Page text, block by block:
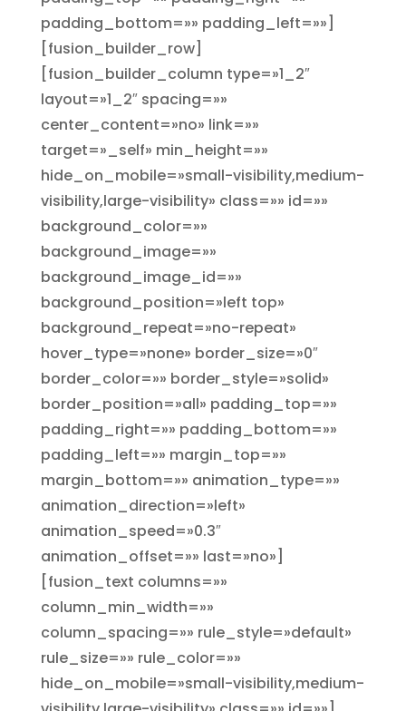
padding_bottom=»» padding_left=»»]
[fusion_builder_row]
[fusion_builder_column type=»1_2″
layout=»1_2″ spacing=»»
center_content=»no» link=»»
target=»_self» min_height=»»
hide_on_mobile=»small-visibility,medium-
visibility,large-visibility» class=»» id=»»
background_color=»»
background_image=»»
background_image_id=»»
background_position=»left top»
background_repeat=»no-repeat»
hover_type=»none» border_size=»0″
border_color=»» border_style=»solid»
border_position=»all» padding_top=»»
padding_right=»» padding_bottom=»»
padding_left=»» margin_top=»»
margin_bottom=»» animation_type=»»
animation_direction=»left»
animation_speed=»0.3″
animation_offset=»» last=»no»]
[fusion_text columns=»»
column_min_width=»»
column_spacing=»» rule_style=»default»
rule_size=»» rule_color=»»
hide_on_mobile=»small-visibility,medium-